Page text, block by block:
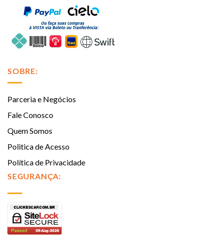
SOBRE:
Parceria e Negócios
Fale Conosco
Quem Somos
Politica de Acesso
Política de Privacidade
SEGURANÇA: